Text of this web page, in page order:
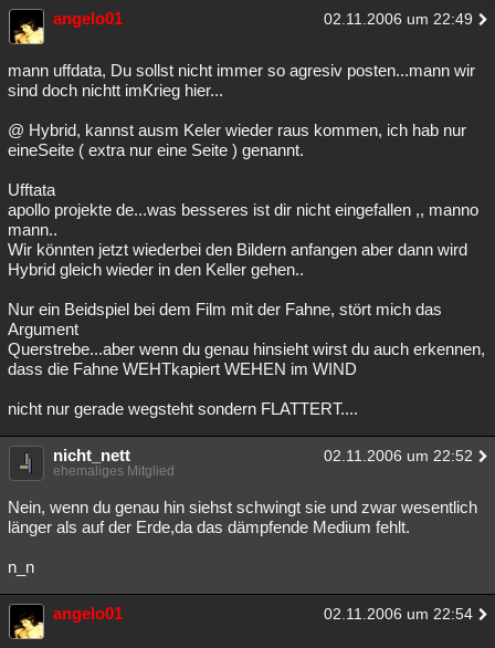
angelo01 02.11.2006 um 22:49
mann uffdata, Du sollst nicht immer so agresiv posten...mann wir
sind doch nichtt imKrieg hier...
@ Hybrid, kannst ausm Keler wieder raus kommen, ich hab nur
eineSeite ( extra nur eine Seite ) genannt.
Ufftata
apollo projekte de...was besseres ist dir nicht eingefallen ,, manno
mann..
Wir könnten jetzt wiederbei den Bildern anfangen aber dann wird
Hybrid gleich wieder in den Keller gehen..
Nur ein Beidspiel bei dem Film mit der Fahne, stört mich das
Argument
Querstrebe...aber wenn du genau hinsieht wirst du auch erkennen,
dass die Fahne WEHTkapiert WEHEN im WIND
nicht nur gerade wegsteht sondern FLATTERT....
nicht_nett 02.11.2006 um 22:52
ehemaliges Mitglied
Nein, wenn du genau hin siehst schwingt sie und zwar wesentlich
länger als auf der Erde,da das dämpfende Medium fehlt.
n_n
angelo01 02.11.2006 um 22:54